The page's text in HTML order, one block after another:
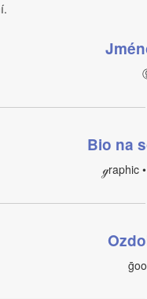
Bio na
ℊraphic